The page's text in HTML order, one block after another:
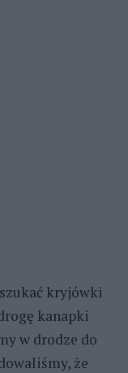
kryjówki
kanapki
w drodze do
że